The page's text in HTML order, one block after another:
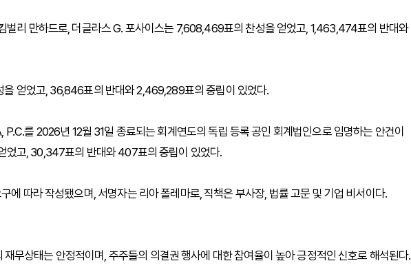
벌리 만하드로, 더글라스 G. 포사이스는 7,608,469표의 찬성을 얻었고, 1,463,474표의 반대와
얻었고, 36,846표의 반대와 2,469,289표의 중립이 있었다.
를 2026년 12월 31일 종료되는 회계연도의 독립 등록 공인 회계법인으로 임명하는 안건이
었고, 30,347표의 반대와 407표의 중립이 있었다.
에 따라 작성됐으며, 서명자는 리아 폴레마로, 직책은 부사장, 법률 고문 및 기업 비서이다.
무상태는 안정적이며, 주주들의 의결권 행사에 대한 참여율이 높아 긍정적인 신호로 해석된다.